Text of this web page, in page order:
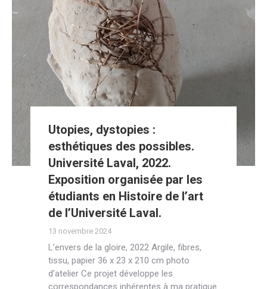
Utopies, dystopies :
esthétiques des possibles.
Université Laval, 2022.
Exposition organisée par les
étudiants en Histoire de l’art
de l’Université Laval.
13 novembre 2024
L’envers de la gloire, 2022 Argile, fibres,
tissu, papier 36 x 23 x 210 cm photo
d’atelier Ce projet développe les
correspondances inhérentes à ma pratique